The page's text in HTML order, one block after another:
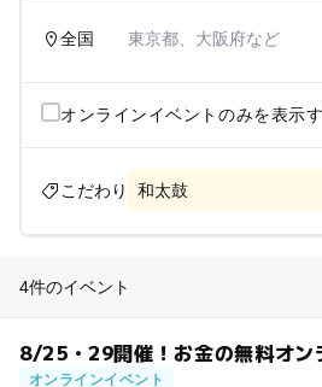
全国 東京都、大阪府など
オンラインイベントのみを表示
こだわり 和太鼓
4件のイベント
8/25・29開催！お金の無料オン
オンラインイベント